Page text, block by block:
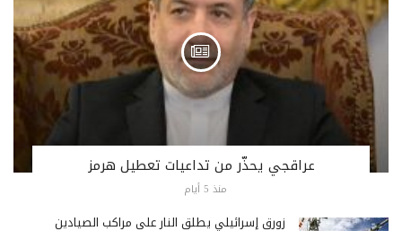
عراقجي يحذّر من تداعيات تعطيل هرمز
منذ 5 أيام
زورق إسرائيلي يطلق النار على مراكب الصيادين